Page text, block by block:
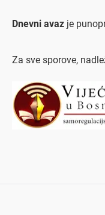
Dnevni avaz je
Za sve sporove,